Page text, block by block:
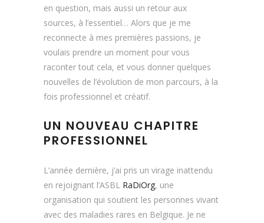
en question, mais aussi un retour aux
sources, à l’essentiel… Alors que je me
reconnecte à mes premières passions, je
voulais prendre un moment pour vous
raconter tout cela, et vous donner quelques
nouvelles de l’évolution de mon parcours, à la
fois professionnel et créatif.
UN NOUVEAU CHAPITRE
PROFESSIONNEL
L’année dernière, j’ai pris un virage inattendu
en rejoignant l’ASBL RaDiOrg, une
organisation qui soutient les personnes vivant
avec des maladies rares en Belgique. Je ne